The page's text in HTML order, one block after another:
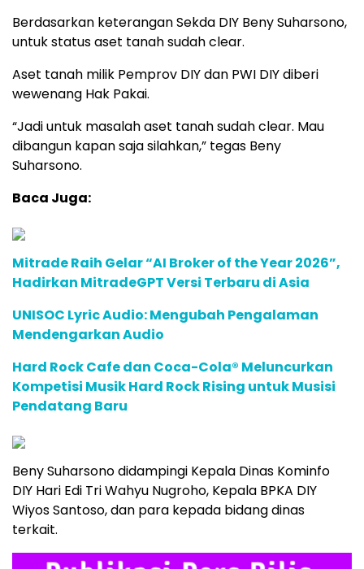
Berdasarkan keterangan Sekda DIY Beny Suharsono,
untuk status aset tanah sudah clear.
Aset tanah milik Pemprov DIY dan PWI DIY diberi
wewenang Hak Pakai.
“Jadi untuk masalah aset tanah sudah clear. Mau
dibangun kapan saja silahkan,” tegas Beny
Suharsono.
Baca Juga:
Mitrade Raih Gelar “AI Broker of the Year 2026”,
Hadirkan MitradeGPT Versi Terbaru di Asia
UNISOC Lyric Audio: Mengubah Pengalaman
Mendengarkan Audio
Hard Rock Cafe dan Coca-Cola® Meluncurkan
Kompetisi Musik Hard Rock Rising untuk Musisi
Pendatang Baru
Beny Suharsono didampingi Kepala Dinas Kominfo
DIY Hari Edi Tri Wahyu Nugroho, Kepala BPKA DIY
Wiyos Santoso, dan para kepada bidang dinas
terkait.